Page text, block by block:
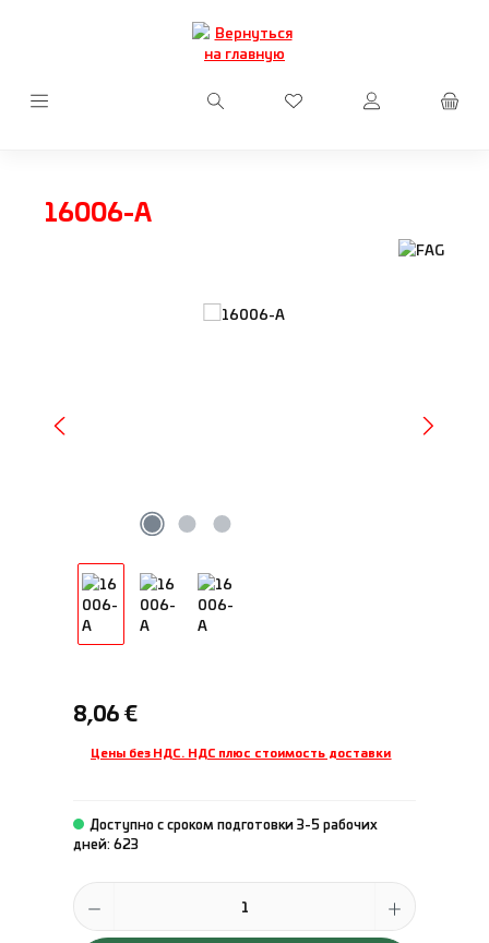
Перейти к основному содержанию
У вас есть товары из
16006-A
Пропустить галерею изображений
Обычная цена:
8,06 €
Цены без НДС. НДС плюс стоимость доставки
Доступно с сроком подготовки 3-5 рабочих
дней: 623
Количество продукта: введите желаемое количество или